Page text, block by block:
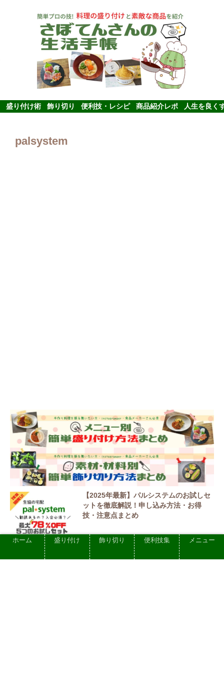
盛り付け術 飾り切り 便利技・レシピ 商品紹介レポ 人生を良く
palsystem
【2025年最新】パルシステムのお試しセ
ットを徹底解説！申し込み方法・お得
技・注意点まとめ
ホーム 盛り付け 飾り切り 便利技集 メニュー